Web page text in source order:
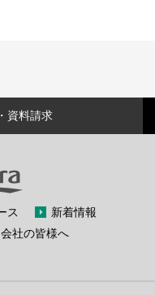
資料請求
ス
新着情報
社の皆様へ